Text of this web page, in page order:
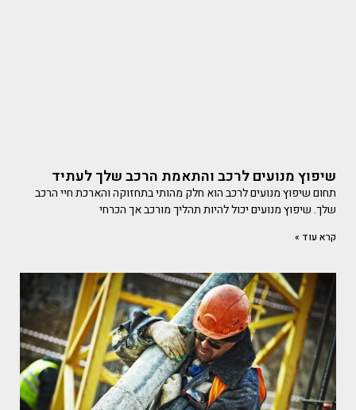
שיפוץ מנועים לרכב והתאמת הרכב שלך לעתיד
תחום שיפוץ מנועים לרכב הוא חלק מהותי בתחזוקה והארכת חיי הרכב
שלך. שיפוץ מנועים יכול להיות תהליך מורכב אך הכרחי
קרא עוד »